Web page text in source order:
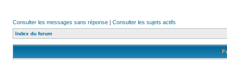
Consulter les messages sans réponse | Consulter les sujets actifs
Index du forum